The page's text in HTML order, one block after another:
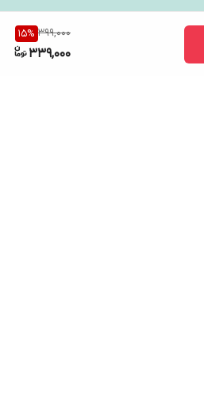
399,000
15%
339,000